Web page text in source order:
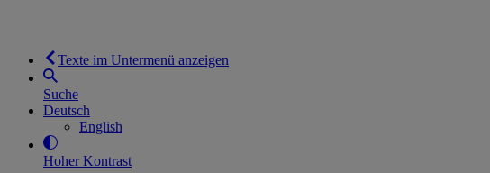
Texte im Untermenü anzeigen
Suche
Deutsch
English
Hoher Kontrast